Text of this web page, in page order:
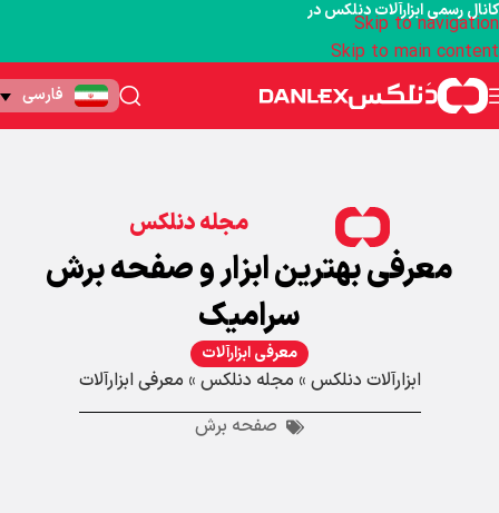
Skip to navigation
Skip to main content
فارسی
مجله دنلکس
معرفی بهترین ابزار و صفحه برش
سرامیک
معرفی ابزارآلات
ابزارآلات دنلکس » مجله دنلکس » معرفی ابزارآلات
صفحه برش
کانال رسمی ابزارآلات دنلکس در